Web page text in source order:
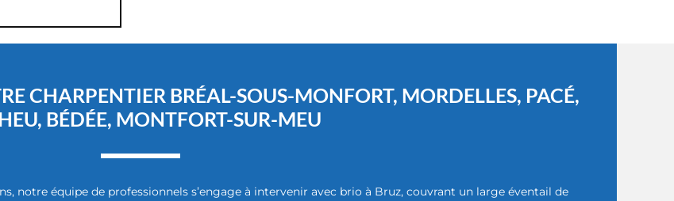
CHARPENTIER BRÉAL-SOUS-MONFORT, MORDELLES, PACÉ,
BÉDÉE, MONTFORT-SUR-MEU
notre équipe de professionnels s’engage à intervenir avec brio à Bruz, couvrant un large éventail de